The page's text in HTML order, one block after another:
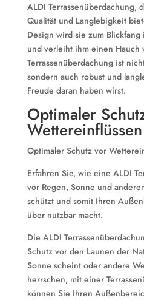
ALDI Terrassenüberdachung,
Qualität und Langlebigkeit
Design wird sie zum
und verleiht ihm einen Hauch
Terrassenüberdachung ist
sondern auch robust und
Freude daran haben wirst.
Optimaler
Wettereinflüssen
Optimaler Schutz vor
Erfahren Sie, wie eine ALDI
vor Regen, Sonne und
schützt und somit Ihren
über nutzbar macht.
Die ALDI
Schutz vor den Launen der
Sonne scheint oder andere
herrschen, mit einer
können Sie Ihren